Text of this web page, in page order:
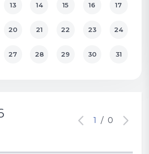
13 14 15 16 17
20 21 22 23 24
27 28 29 30 31
1 / 0